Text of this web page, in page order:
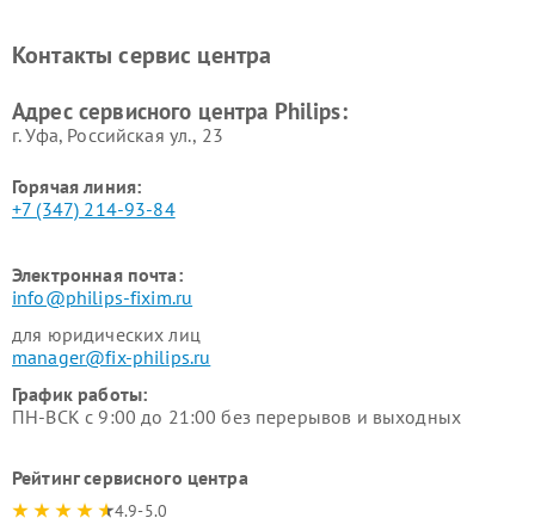
Ремонт стиральных машин
Ремонт увлажнителей
Контакты сервис центра
Адрес сервисного центра Philips:
г. Уфа, Российская ул., 23
Горячая линия:
+7 (347) 214-93-84
Электронная почта:
info@philips-fixim.ru
для юридических лиц
manager@fix-philips.ru
График работы:
ПН-ВСК с 9:00 до 21:00 без перерывов и выходных
Рейтинг сервисного центра
4.9-5.0